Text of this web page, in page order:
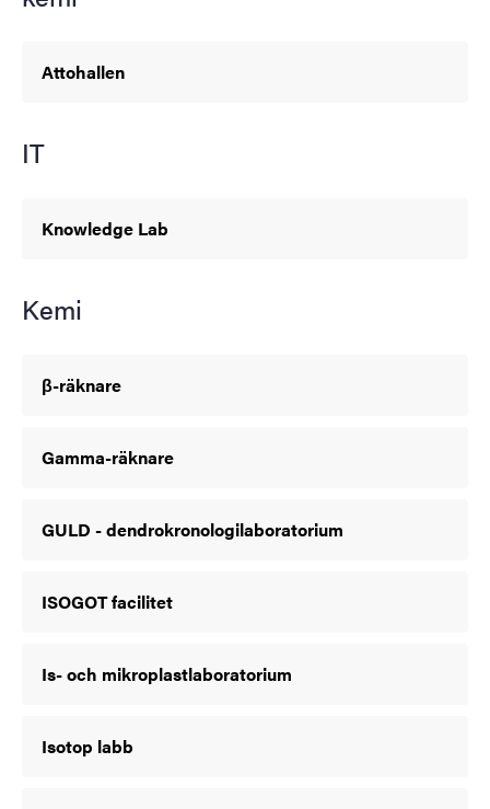
Attohallen
IT
Knowledge Lab
Kemi
β-räknare
Gamma-räknare
GULD - dendrokronologilaboratorium
ISOGOT facilitet
Is- och mikroplastlaboratorium
Isotop labb